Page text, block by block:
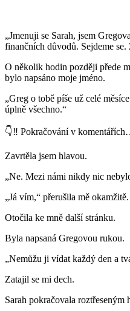
„Jmenuji se Sarah, jsem
finančních důvodů. Sejdeme
O několik hodin později přede
bylo napsáno moje jméno.
„Greg o tobě píše už celé
úplně všechno.“
👇‼️ Pokračování v
Zavrtěla jsem hlavou.
„Ne. Mezi námi nikdy nic
„Já vím,“ přerušila mě
Otočila ke mně další stránku.
Byla napsaná Gregovou rukou.
„Nemůžu ji vídat každý den a
Zatajil se mi dech.
Sarah pokračovala roztřeseným